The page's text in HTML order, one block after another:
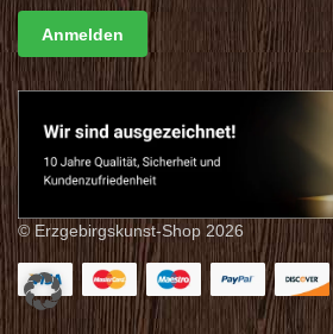
© Erzgebirgskunst-Shop 2026